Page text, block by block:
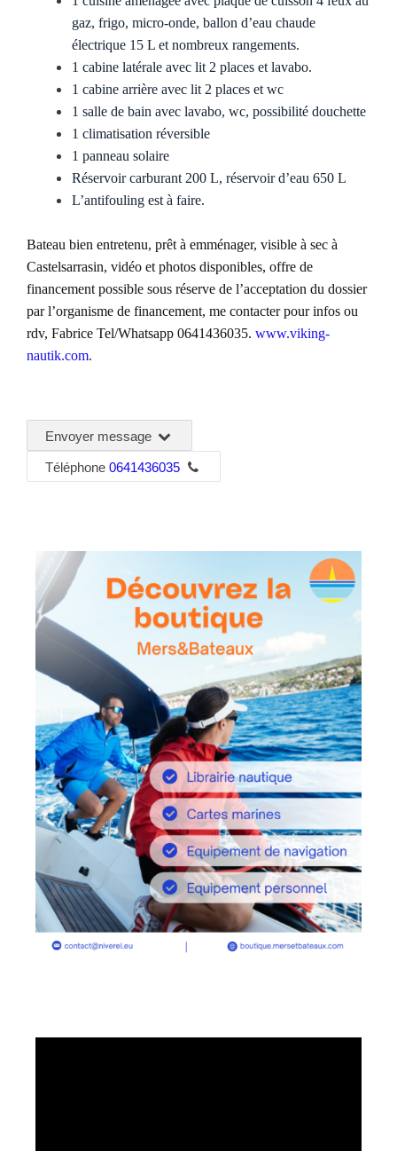
gaz, frigo, micro-onde, ballon d’eau chaude
électrique 15 L et nombreux rangements.
1 cabine latérale avec lit 2 places et lavabo.
1 cabine arrière avec lit 2 places et wc
1 salle de bain avec lavabo, wc, possibilité douchette
1 climatisation réversible
1 panneau solaire
Réservoir carburant 200 L, réservoir d’eau 650 L
L’antifouling est à faire.
Bateau bien entretenu, prêt à emménager, visible à sec à
Castelsarrasin, vidéo et photos disponibles, offre de
financement possible sous réserve de l’acceptation du dossier
par l’organisme de financement, me contacter pour infos ou
rdv, Fabrice Tel/Whatsapp 0641436035. www.viking-
nautik.com.
Envoyer message
Téléphone 0641436035